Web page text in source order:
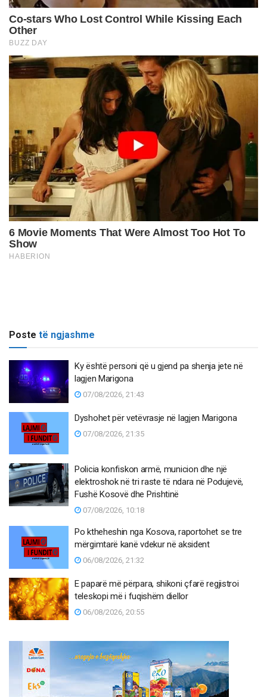
Poste të ngjashme
Ky është personi që u gjend pa shenja jete në
lagjen Marigona
07/08/2026, 21:43
Dyshohet për vetëvrasje në lagjen Marigona
07/08/2026, 21:35
Policia konfiskon armë, municion dhe një
elektroshok në tri raste të ndara në Podujevë,
Fushë Kosovë dhe Prishtinë
07/08/2026, 10:18
Po ktheheshin nga Kosova, raportohet se tre
mërgimtarë kanë vdekur në aksident
06/08/2026, 21:32
E paparë më përpara, shikoni çfarë regjistroi
teleskopi më i fuqishëm diellor
06/08/2026, 20:55